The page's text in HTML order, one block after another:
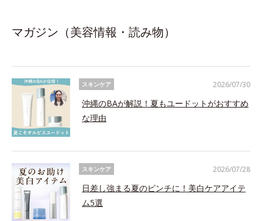
マガジン（美容情報・読み物）
スキンケア
沖縄のBAが解説！夏もユードットがおすすめ
な理由
2026/07/30
スキンケア
日差し強まる夏のピンチに！美白ケアアイテ
ム5選
2026/07/28